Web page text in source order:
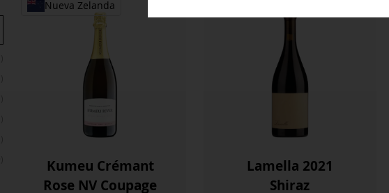
Nueva Zelanda
Kumeu Crémant
Rose NV Coupage
Lamella 2021
Shiraz